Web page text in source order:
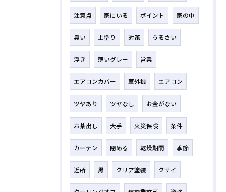
注意点 家にいる ポイント 家の中
臭い 上塗り 対策 うるさい
浮き 薄いグレー 営業
エアコンカバー 室外機 エアコン
ツヤあり ツヤなし お金がない
お茶出し 大手 火災保険 条件
カーテン 閉める 乾燥期間 季節
近所 黒 クリア塗装 クサイ